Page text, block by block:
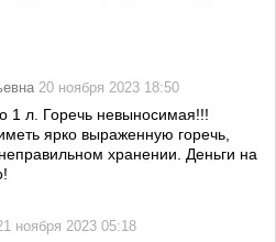
20 ноября 2023 18:50
1 л. Горечь невыносимая!!!
ярко выраженную горечь,
хранении. Деньги на
ноября 2023 05:18